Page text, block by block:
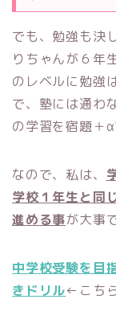
でも、勉強も決
りちゃんが６年
のレベルに勉強
で、塾には通わ
の学習を宿題＋
なので、私は、
学校１年生と同
進める事が大事
中学校受験を目
きドリル←こち